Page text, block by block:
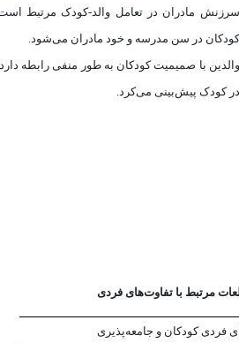
سرزنش مادران در تعامل والد-کودک مرتبط
کودکان در سن مدرسه و خود مادران می‌شود.
والدین با صمیمیت کودکان به طور منفی رابطه
در کودک پیش‌بینی می‌کرد.
فردی کودکان و جامعه‌پذیری